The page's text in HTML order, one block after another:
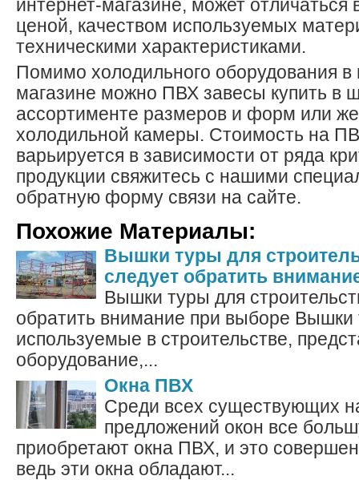
интернет-магазине, может
ценой, качеством используемых
техническими характеристиками.
Помимо холодильного оборудования
магазине можно ПВХ завесы купить в
ассортименте размеров и форм или
холодильной камеры. Стоимость на
варьируется в зависимости от ряда
продукции свяжитесь с нашими
обратную форму связи на сайте.
Похожие Материалы:
Вышки туры для
следует обратить
Вышки туры для
обратить внимание при выборе Вышки
используемые в строительстве,
оборудование,...
Окна ПВХ
Среди всех существующих
предложений окон все
приобретают окна ПВХ, и это
ведь эти окна обладают...